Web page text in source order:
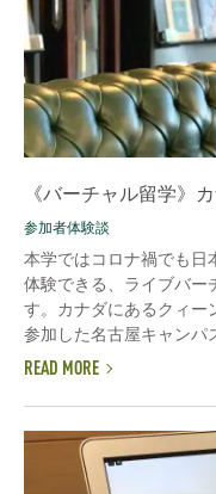
《バーチャル留学》
参加者体験談
本学ではコロナ禍でも日
体験できる、ライブバー
す。カナダにあるクィー
参加した名古屋キャンパス
READ MORE